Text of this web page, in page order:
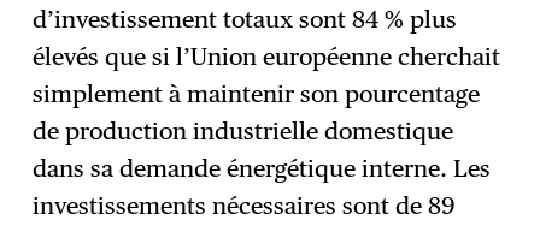
d’investissement totaux sont 84 % plus
élevés que si l’Union européenne cherchait
simplement à maintenir son pourcentage
de production industrielle domestique
dans sa demande énergétique interne. Les
investissements nécessaires sont de 89